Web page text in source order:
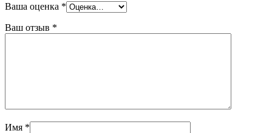
Ваша оценка *
Ваш отзыв *
Имя *